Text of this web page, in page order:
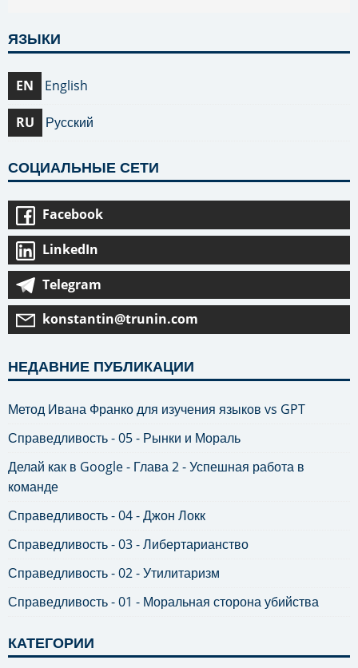
ЯЗЫКИ
EN English
RU Русский
СОЦИАЛЬНЫЕ СЕТИ
Facebook
LinkedIn
Telegram
konstantin@trunin.com
НЕДАВНИЕ ПУБЛИКАЦИИ
Метод Ивана Франко для изучения языков vs GPT
Справедливость - 05 - Рынки и Мораль
Делай как в Google - Глава 2 - Успешная работа в
команде
Справедливость - 04 - Джон Локк
Справедливость - 03 - Либертарианство
Справедливость - 02 - Утилитаризм
Справедливость - 01 - Моральная сторона убийства
КАТЕГОРИИ